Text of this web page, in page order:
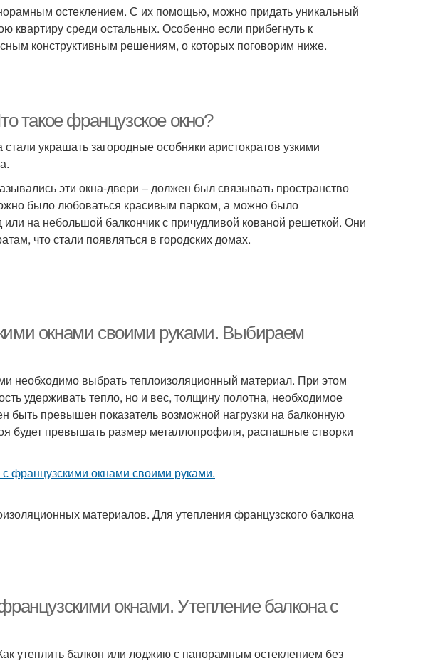
остеклением. С их помощью, можно придать уникальный
среди остальных. Особенно если прибегнуть к
конструктивным решениям, о которых поговорим ниже.
такое французское окно?
украшать загородные особняки аристократов узкими
эти окна-двери – должен был связывать пространство
было любоваться красивым парком, а можно было
на небольшой балкончик с причудливой кованой решеткой. Они
что стали появляться в городских домах.
окнами своими руками. Выбираем
необходимо выбрать теплоизоляционный материал. При этом
удерживать тепло, но и вес, толщину полотна, необходимое
быть превышен показатель возможной нагрузки на балконную
будет превышать размер металлопрофиля, распашные створки
материалов. Для утепления французского балкона
окнами. Утепление балкона с
утеплить балкон или лоджию с панорамным остеклением без